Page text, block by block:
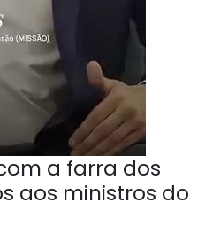
a farra dos
aos ministros do